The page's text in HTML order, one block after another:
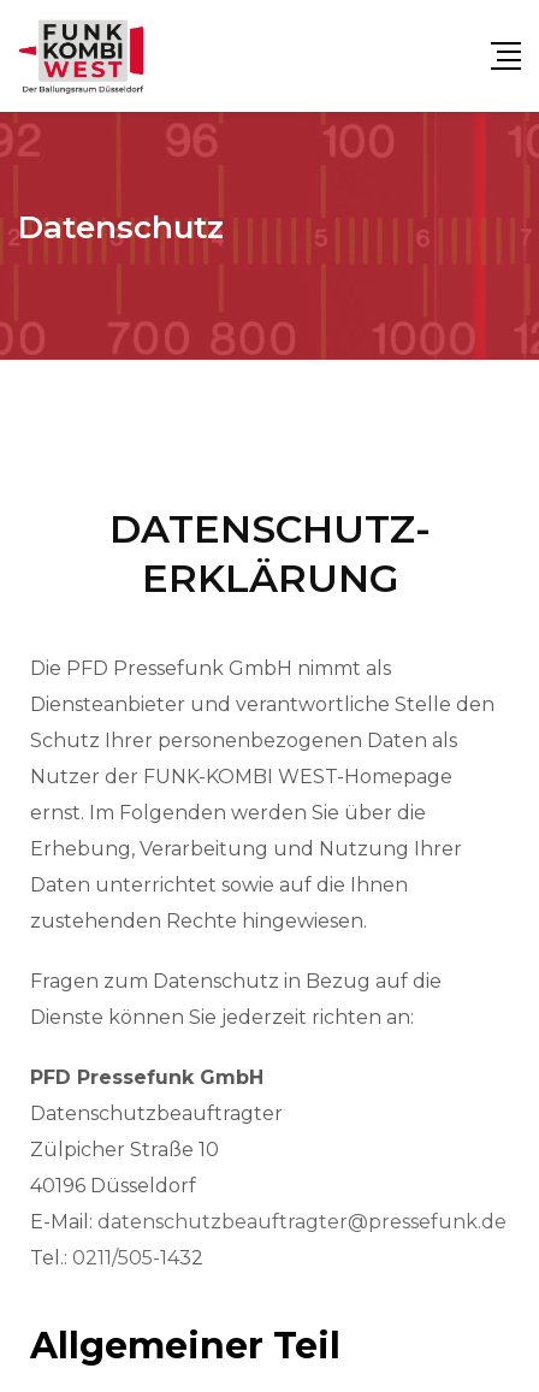
Datenschutz
DATENSCHUTZ-
ERKLÄRUNG
Die PFD Pressefunk GmbH nimmt als
Diensteanbieter und verantwortliche Stelle den
Schutz Ihrer personenbezogenen Daten als
Nutzer der FUNK-KOMBI WEST-Homepage
ernst. Im Folgenden werden Sie über die
Erhebung, Verarbeitung und Nutzung Ihrer
Daten unterrichtet sowie auf die Ihnen
zustehenden Rechte hingewiesen.
Fragen zum Datenschutz in Bezug auf die
Dienste können Sie jederzeit richten an:
PFD Pressefunk GmbH
Datenschutzbeauftragter
Zülpicher Straße 10
40196 Düsseldorf
E-Mail: datenschutzbeauftragter@pressefunk.de
Tel.: 0211/505-1432
Allgemeiner Teil